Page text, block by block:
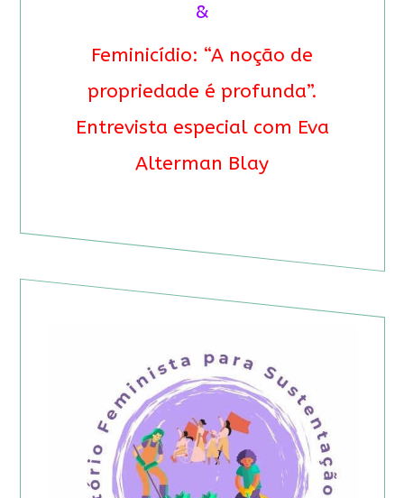
&
Feminicídio: “A noção de
propriedade é profunda”.
Entrevista especial com Eva
Alterman Blay